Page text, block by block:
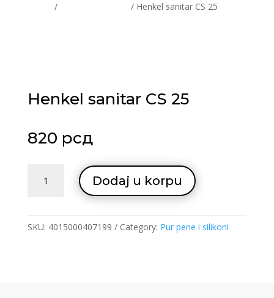
/ / Henkel sanitar CS 25
Henkel sanitar CS 25
820 рсд
sanitar
quantity
Dodaj u korpu
SKU: 4015000407199 Category: Pur pene i silikoni